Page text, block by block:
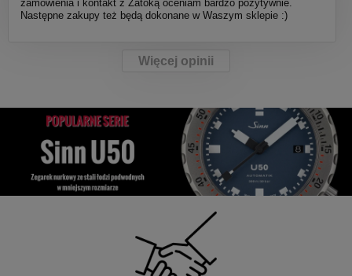
zamówienia i kontakt z Zatoką oceniam bardzo pozytywnie.
Następne zakupy też będą dokonane w Waszym sklepie :)
Więcej opinii